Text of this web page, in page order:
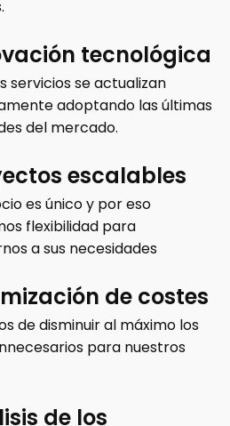
tecnológica
servicios se actualizan
adoptando las últimas
del mercado.
escalables
es único y por eso
flexibilidad para
a sus necesidades
de costes
de disminuir al máximo los
para nuestros
de los